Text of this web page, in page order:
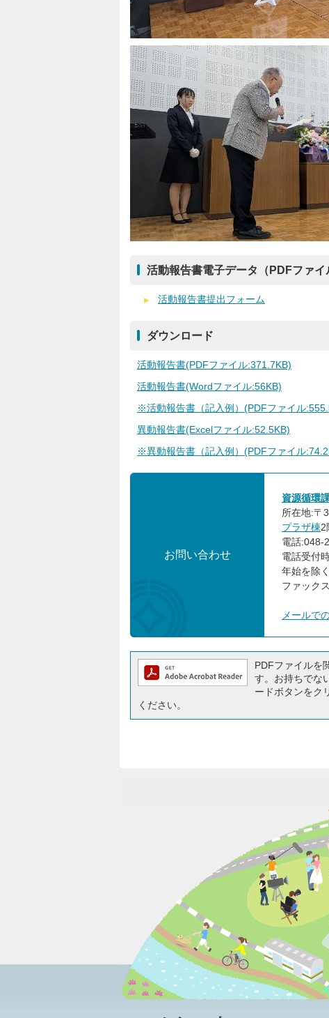
活動報告書電子データ（PDFファ
活動報告書提出フォーム
ダウンロード
活動報告書(PDFファイル:371.7KB)
活動報告書(Wordファイル:56KB)
※活動報告書（記入例）(PDFファイル
異動報告書(Excelファイル:52.5KB)
※異動報告書（記入例）(PDFファイル
お問い合わせ
資源循環
所在地:〒
プラザ棟2
電話:048-
電話受付
年始を除
ファック
メールで
PDFファイルを
す。お持ちでな
ードボタンをク
ください。